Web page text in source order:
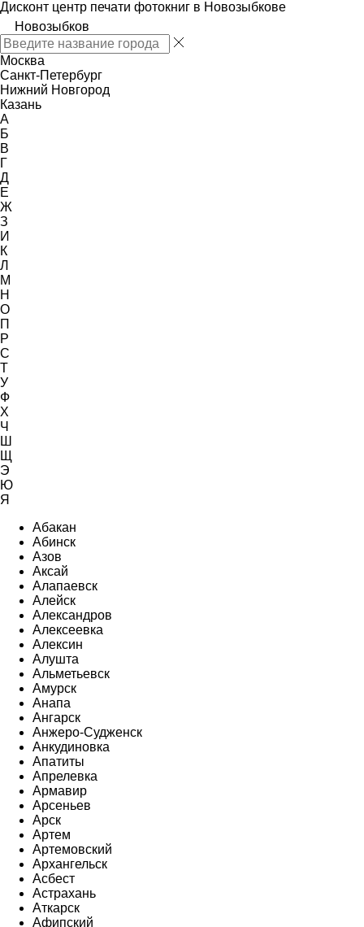
Дисконт центр печати фотокниг в Новозыбкове
Новозыбков
Москва
Санкт-Петербург
Нижний Новгород
Казань
А
Б
В
Г
Д
Е
Ж
З
И
К
Л
М
Н
О
П
Р
С
Т
У
Ф
Х
Ч
Ш
Щ
Э
Ю
Я
Абакан
Абинск
Азов
Аксай
Алапаевск
Алейск
Александров
Алексеевка
Алексин
Алушта
Альметьевск
Амурск
Анапа
Ангарск
Анжеро-Судженск
Анкудиновка
Апатиты
Апрелевка
Армавир
Арсеньев
Арск
Артем
Артемовский
Архангельск
Асбест
Астрахань
Аткарск
Афипский